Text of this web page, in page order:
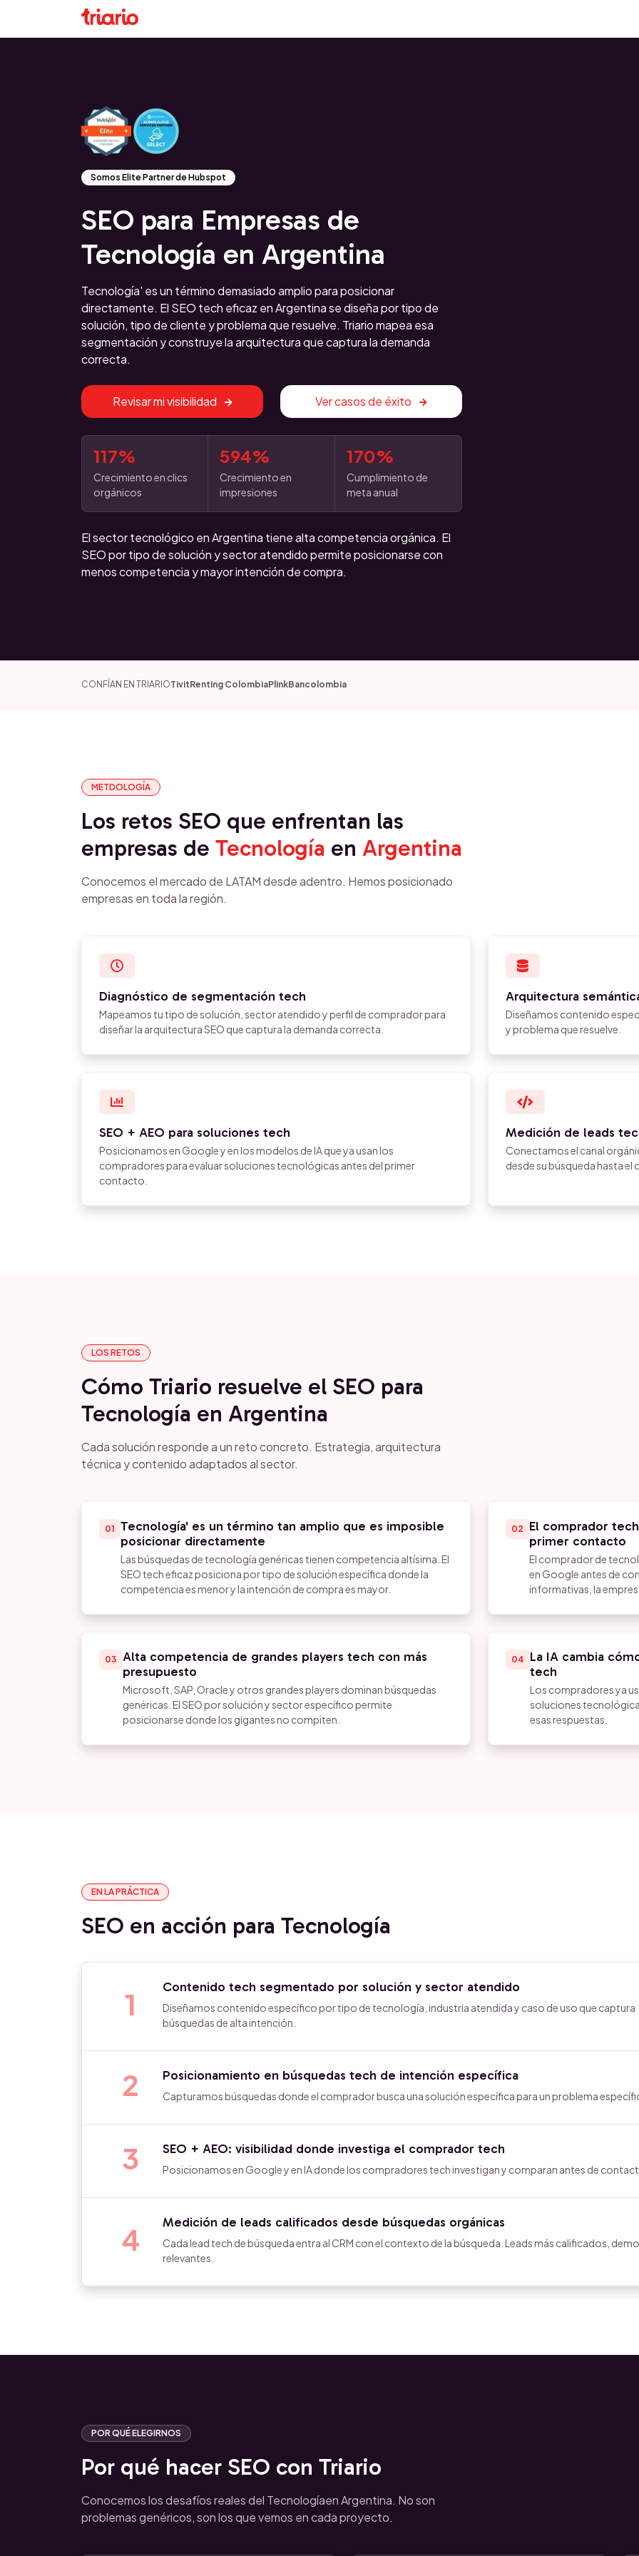
Somos Elite Partner de Hubspot
SEO para Empresas de
Tecnología en Argentina
Tecnología' es un término demasiado amplio para posicionar
directamente. El SEO tech eficaz en Argentina se diseña por tipo de
solución, tipo de cliente y problema que resuelve. Triario mapea esa
segmentación y construye la arquitectura que captura la demanda
correcta.
Revisar mi visibilidad Ver casos de éxito
117%
Crecimiento en clics
orgánicos
594%
Crecimiento en
impresiones
170%
Cumplimiento de
meta anual
El sector tecnológico en Argentina tiene alta competencia orgánica. El
SEO por tipo de solución y sector atendido permite posicionarse con
menos competencia y mayor intención de compra.
CONFÍAN EN TRIARIOTivitRenting ColombiaPlinkBancolombia
METDOLOGÍA
Los retos SEO que enfrentan las
empresas de Tecnología en Argentina
Conocemos el mercado de LATAM desde adentro. Hemos posicionado
empresas en toda la región.
Diagnóstico de segmentación tech
Mapeamos tu tipo de solución, sector atendido y perfil de comprador para
diseñar la arquitectura SEO que captura la demanda correcta.
Arquitectura
Diseñamos contenido
y problema que resuelve.
SEO + AEO para soluciones tech
Posicionamos en Google y en los modelos de IA que ya usan los
compradores para evaluar soluciones tecnológicas antes del primer
contacto.
Medición de leads
Conectamos el canal
desde su búsqueda hasta el
LOS RETOS
Cómo Triario resuelve el SEO para
Tecnología en Argentina
Cada solución responde a un reto concreto. Estrategia, arquitectura
técnica y contenido adaptados al sector.
01 Tecnología' es un término tan amplio que es imposible
posicionar directamente
Las búsquedas de tecnología genéricas tienen competencia altísima. El
SEO tech eficaz posiciona por tipo de solución específica donde la
competencia es menor y la intención de compra es mayor.
02
El comprador
primer contacto
El comprador de
en Google antes de
informativas, la
03 Alta competencia de grandes players tech con más
presupuesto
Microsoft, SAP, Oracle y otros grandes players dominan búsquedas
genéricas. El SEO por solución y sector específico permite
posicionarse donde los gigantes no compiten.
04
La IA cambia
tech
Los compradores ya
soluciones
esas respuestas.
EN LA PRÁCTICA
SEO en acción para Tecnología
1 Contenido tech segmentado por solución y sector atendido
Diseñamos contenido específico por tipo de tecnología, industria atendida y caso de uso que captura
búsquedas de alta intención.
2 Posicionamiento en búsquedas tech de intención específica
Capturamos búsquedas donde el comprador busca una solución específica para un problema
3 SEO + AEO: visibilidad donde investiga el comprador tech
Posicionamos en Google y en IA donde los compradores tech investigan y comparan antes de
4 Medición de leads calificados desde búsquedas orgánicas
Cada lead tech de búsqueda entra al CRM con el contexto de la búsqueda. Leads más calificados,
relevantes.
POR QUÉ ELEGIRNOS
Por qué hacer SEO con Triario
Conocemos los desafíos reales del Tecnologíaen Argentina. No son
problemas genéricos, son los que vemos en cada proyecto.